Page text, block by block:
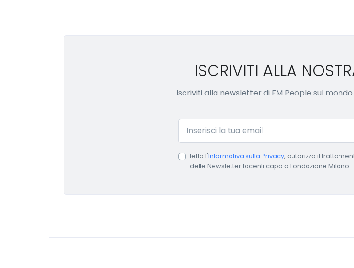
ISCRIVITI ALLA
Iscriviti alla newsletter di FM People sul
Email
letta l'Informativa sulla Privacy, autorizzo il
delle Newsletter facenti capo a Fondazione Milano.